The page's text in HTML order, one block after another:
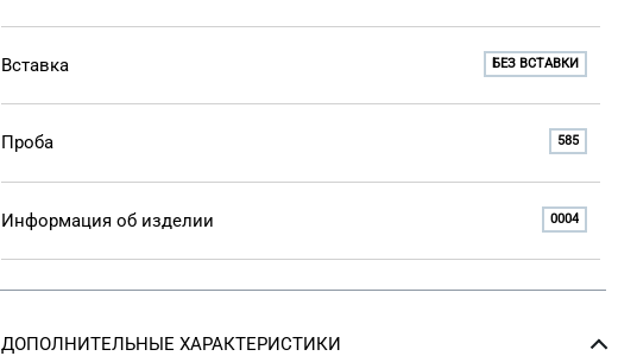
Вставка БЕЗ ВСТАВКИ
Проба 585
Информация об изделии 0004
ДОПОЛНИТЕЛЬНЫЕ ХАРАКТЕРИСТИКИ